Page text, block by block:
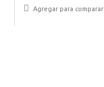
Agregar para comparar